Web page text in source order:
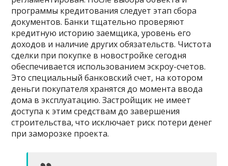
программы кредитования следует этап сбора
документов. Банки тщательно проверяют
кредитную историю заемщика, уровень его
доходов и наличие других обязательств. Чистота
сделки при покупке в новостройке сегодня
обеспечивается использованием эскроу-счетов.
Это специальный банковский счет, на котором
деньги покупателя хранятся до момента ввода
дома в эксплуатацию. Застройщик не имеет
доступа к этим средствам до завершения
строительства, что исключает риск потери денег
при заморозке проекта.